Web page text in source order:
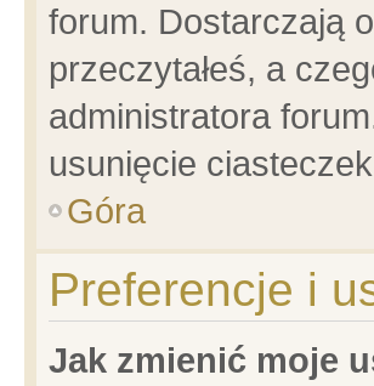
forum. Dostarczają
przeczytałeś, a
administratora
usunięcie
Góra
Preferencje i
Jak zmienić moje